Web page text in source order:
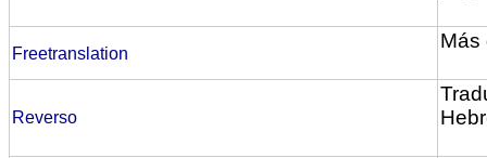
Freetranslation
Más
Reverso